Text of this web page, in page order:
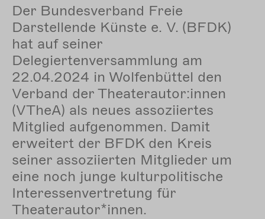
Der Bundesverband Freie
Darstellende Künste e. V. (BFDK)
hat auf seiner
Delegiertenversammlung am
22.04.2024 in Wolfenbüttel den
Verband der Theaterautor:innen
(VTheA) als neues assoziiertes
Mitglied aufgenommen. Damit
erweitert der BFDK den Kreis
seiner assoziierten Mitglieder um
eine noch junge kulturpolitische
Interessenvertretung für
Theaterautor*innen.